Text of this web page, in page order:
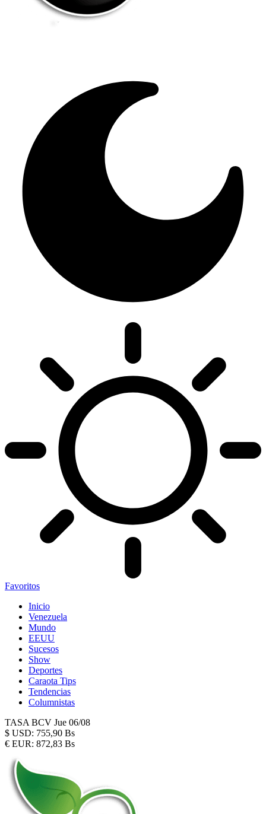
Favoritos
Inicio
Venezuela
Mundo
EEUU
Sucesos
Show
Deportes
Caraota Tips
Tendencias
Columnistas
TASA BCV Jue 06/08
$ USD: 755,90 Bs
€ EUR: 872,83 Bs